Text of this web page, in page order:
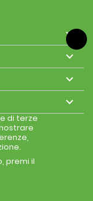




di terze
premi il